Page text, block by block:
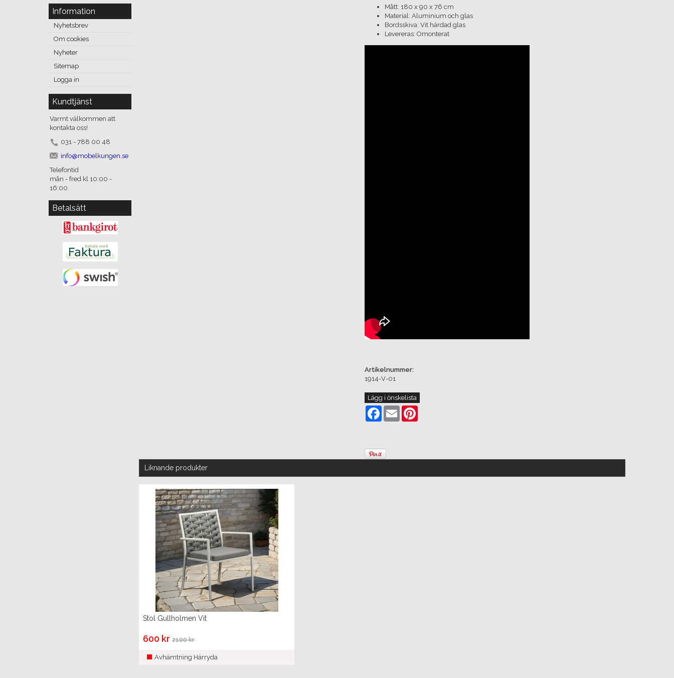
Information
Nyhetsbrev
Om cookies
Nyheter
Sitemap
Logga in
Kundtjänst
Varmt välkommen att
kontakta oss!
031 - 788 00 48
info@mobelkungen.se
Telefontid
mån - fred kl 10:00 -
16:00
Betalsätt
Mått: 180 x 90 x 76 cm
Material: Aluminium och glas
Bordsskiva: Vit härdad glas
Levereras: Omonterat
Artikelnummer:
1914-V-01
Lägg i önskelista
Facebook
Email
Liknande produkter
Stol Gullholmen Vit
600 kr2100 kr
Avhämtning Härryda